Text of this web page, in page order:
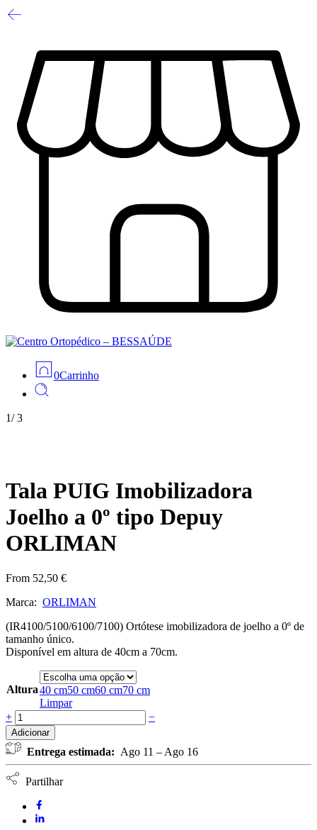
0Carrinho
1/3
Tala PUIG Imobilizadora
Joelho a 0º tipo Depuy
ORLIMAN
From 52,50 €
Marca: ORLIMAN
(IR4100/5100/6100/7100) Ortótese imobilizadora de joelho a 0º de
tamanho único.
Disponível em altura de 40cm a 70cm.
Altura40 cm50 cm60 cm70 cm
Limpar
Tala
PUIG
Imobilizadora
Joelho
a
0º
Depuy
ORLIMAN
+ −
Adicionar
Entrega estimada: Ago 11 – Ago 16
Partilhar